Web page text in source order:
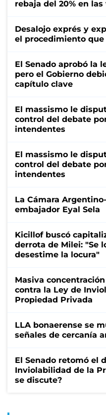
rebaja del 20% en
Desalojo exprés y
el procedimiento que
El Senado aprobó la
pero el Gobierno
capítulo clave
El massismo le
control del debate
intendentes
El massismo le
control del debate
intendentes
La Cámara
embajador Eyal Sela
Kicillof buscó
derrota de Milei: "Se
desestime la locura"
Masiva
contra la Ley de
Propiedad Privada
LLA bonaerense se
señales de cercanía
El Senado retomó el
Inviolabilidad de la
se discute?